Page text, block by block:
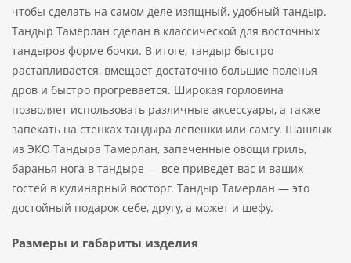
чтобы сделать на самом деле изящный, удобный тандыр.
Тандыр Тамерлан сделан в классической для восточных
тандыров форме бочки. В итоге, тандыр быстро
растапливается, вмещает достаточно большие поленья
дров и быстро прогревается. Широкая горловина
позволяет использовать различные аксессуары, а также
запекать на стенках тандыра лепешки или самсу. Шашлык
из ЭКО Тандыра Тамерлан, запеченные овощи гриль,
баранья нога в тандыре — все приведет вас и ваших
гостей в кулинарный восторг. Тандыр Тамерлан — это
достойный подарок себе, другу, а может и шефу.
Размеры и габариты изделия